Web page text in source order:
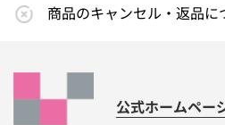
商品のキャンセル・返品に
公式ホームペー